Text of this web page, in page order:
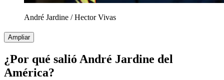
André Jardine /Hector Vivas
Ampliar
¿Por qué salió André Jardine del
América?